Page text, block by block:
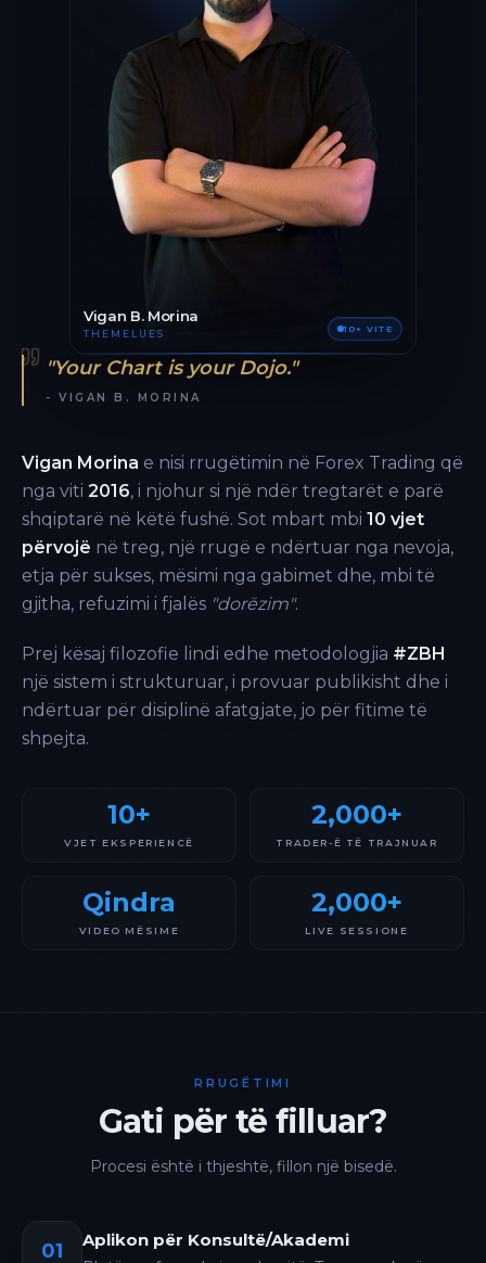
Vigan B. Morina
THEMELUES 10+ VITE
"Your Chart is your Dojo."
- VIGAN B. MORINA
Vigan Morina e nisi rrugëtimin në Forex Trading që
nga viti 2016, i njohur si një ndër tregtarët e parë
shqiptarë në këtë fushë. Sot mbart mbi 10 vjet
përvojë në treg, një rrugë e ndërtuar nga nevoja,
etja për sukses, mësimi nga gabimet dhe, mbi të
gjitha, refuzimi i fjalës "dorëzim".
Prej kësaj filozofie lindi edhe metodologjia #ZBH
një sistem i strukturuar, i provuar publikisht dhe i
ndërtuar për disiplinë afatgjate, jo për fitime të
shpejta.
10+
VJET EKSPERIENCË
2,000+
TRADER-Ë TË TRAJNUAR
Qindra
VIDEO MËSIME
2,000+
LIVE SESSIONE
RRUGËTIMI
Gati për të filluar?
Procesi është i thjeshtë, fillon një bisedë.
01 Aplikon për Konsultë/Akademi